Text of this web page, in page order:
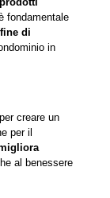
fondamentale
di
in
creare un
per il
al benessere